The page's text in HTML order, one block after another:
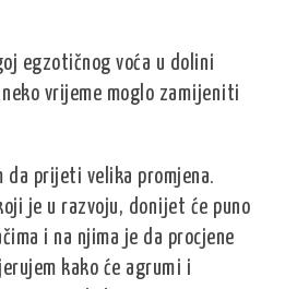
egzotičnog voća u dolini
vrijeme moglo zamijeniti
da prijeti velika promjena.
je u razvoju, donijet će puno
i na njima je da procjene
kako će agrumi i